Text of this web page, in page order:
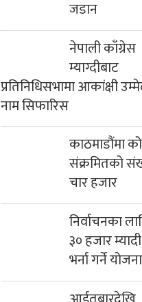
जडान
नेपाली काँग्रेस
म्याग्दीबाट
प्रतिनिधिसभामा आकांक्षी
नाम सिफारिस
काठमाडौंमा
संक्रमितको
चार हजार
निर्वाचनका
३० हजार
भर्ना गर्ने योजना